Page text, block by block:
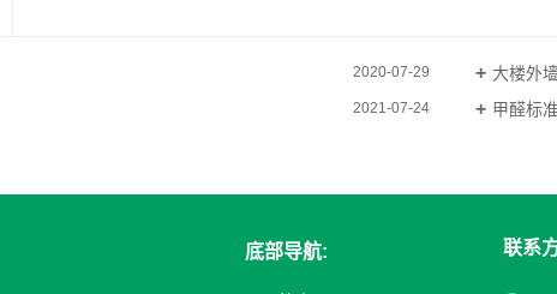
2020-07-29 大楼外
2021-07-24 甲醛标准
底部导航: 联系